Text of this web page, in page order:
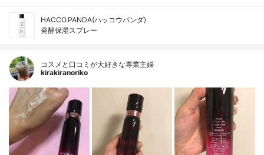
HACCO.PANDA(ハッコウパンダ)
発酵保湿スプレー
コスメと口コミが大好きな専業主婦
kirakiranoriko